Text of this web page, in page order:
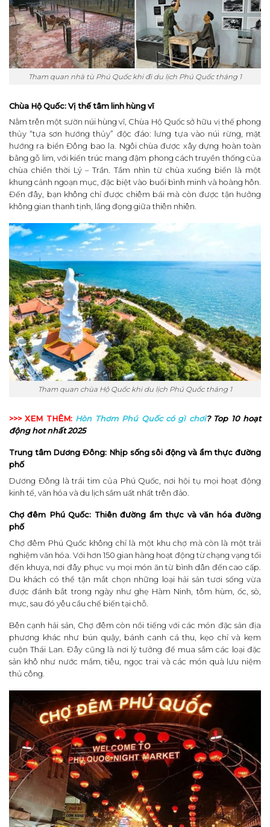
Tham quan nhà tù Phú Quốc khi đi du lịch Phú Quốc tháng 1
Chùa Hộ Quốc: Vị thế tâm linh hùng vĩ
Nằm trên một sườn núi hùng vĩ, Chùa Hộ Quốc sở hữu vị thế phong
thủy “tựa sơn hướng thủy” độc đáo: lưng tựa vào núi rừng, mặt
hướng ra biển Đông bao la. Ngôi chùa được xây dựng hoàn toàn
bằng gỗ lim, với kiến trúc mang đậm phong cách truyền thống của
chùa chiền thời Lý – Trần. Tầm nhìn từ chùa xuống biển là một
khung cảnh ngoạn mục, đặc biệt vào buổi bình minh và hoàng hôn.
Đến đây, bạn không chỉ được chiêm bái mà còn được tận hưởng
không gian thanh tịnh, lắng đọng giữa thiên nhiên.
Tham quan chùa Hộ Quốc khi du lịch Phú Quốc tháng 1
>>> XEM THÊM: Hòn Thơm Phú Quốc có gì chơi? Top 10 hoạt
động hot nhất 2025
Trung tâm Dương Đông: Nhịp sống sôi động và ẩm thực đường
phố
Dương Đông là trái tim của Phú Quốc, nơi hội tụ mọi hoạt động
kinh tế, văn hóa và du lịch sầm uất nhất trên đảo.
Chợ đêm Phú Quốc: Thiên đường ẩm thực và văn hóa đường
phố
Chợ đêm Phú Quốc không chỉ là một khu chợ mà còn là một trải
nghiệm văn hóa. Với hơn 150 gian hàng hoạt động từ chạng vạng tối
đến khuya, nơi đây phục vụ mọi món ăn từ bình dân đến cao cấp.
Du khách có thể tận mắt chọn những loại hải sản tươi sống vừa
được đánh bắt trong ngày như ghẹ Hàm Ninh, tôm hùm, ốc, sò,
mực, sau đó yêu cầu chế biến tại chỗ.
Bên cạnh hải sản, Chợ đêm còn nổi tiếng với các món đặc sản địa
phương khác như bún quậy, bánh canh cá thu, kẹo chỉ và kem
cuộn Thái Lan. Đây cũng là nơi lý tưởng để mua sắm các loại đặc
sản khô như nước mắm, tiêu, ngọc trai và các món quà lưu niệm
thủ công.